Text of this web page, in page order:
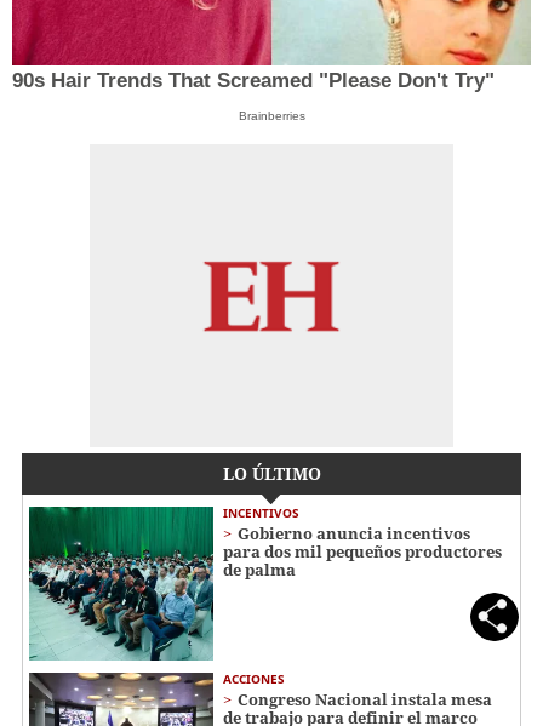
90s Hair Trends That Screamed "Please Don't Try"
Brainberries
LO ÚLTIMO
INCENTIVOS
Gobierno anuncia incentivos
para dos mil pequeños productores
de palma
ACCIONES
Congreso Nacional instala mesa
de trabajo para definir el marco